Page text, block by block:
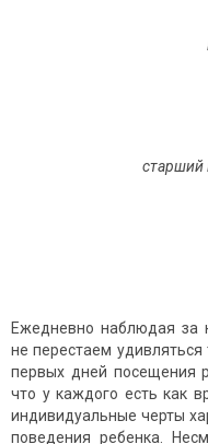
старший
Ежедневно наблюдая за
не перестаем
первых дней посещения
что у каждого есть как
индивидуальные черты
поведения ребенка.